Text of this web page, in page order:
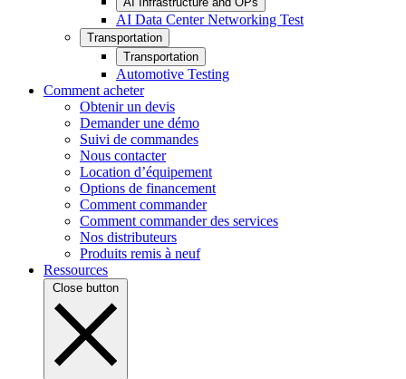
AI Data Center Networking Test
Transportation
Transportation
Automotive Testing
Comment acheter
Obtenir un devis
Demander une démo
Suivi de commandes
Nous contacter
Location d’équipement
Options de financement
Comment commander
Comment commander des services
Nos distributeurs
Produits remis à neuf
Ressources
Close button